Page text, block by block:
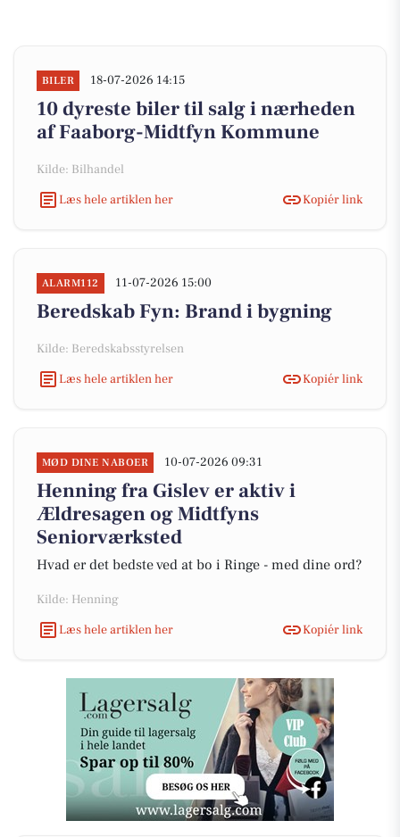
BILER 18-07-2026 14:15
10 dyreste biler til salg i nærheden
af Faaborg-Midtfyn Kommune
Kilde: Bilhandel
Læs hele artiklen her
Kopiér link
ALARM112 11-07-2026 15:00
Beredskab Fyn: Brand i bygning
Kilde: Beredskabsstyrelsen
Læs hele artiklen her
Kopiér link
MØD DINE NABOER 10-07-2026 09:31
Henning fra Gislev er aktiv i
Ældresagen og Midtfyns
Seniorværksted
Hvad er det bedste ved at bo i Ringe - med dine ord?
Kilde: Henning
Læs hele artiklen her
Kopiér link